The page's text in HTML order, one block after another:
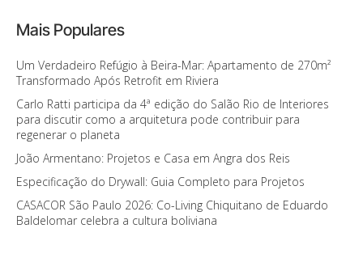
Mais Populares
Um Verdadeiro Refúgio à Beira-Mar: Apartamento de 270m²
Transformado Após Retrofit em Riviera
Carlo Ratti participa da 4ª edição do Salão Rio de Interiores
para discutir como a arquitetura pode contribuir para
regenerar o planeta
João Armentano: Projetos e Casa em Angra dos Reis
Especificação do Drywall: Guia Completo para Projetos
CASACOR São Paulo 2026: Co-Living Chiquitano de Eduardo
Baldelomar celebra a cultura boliviana